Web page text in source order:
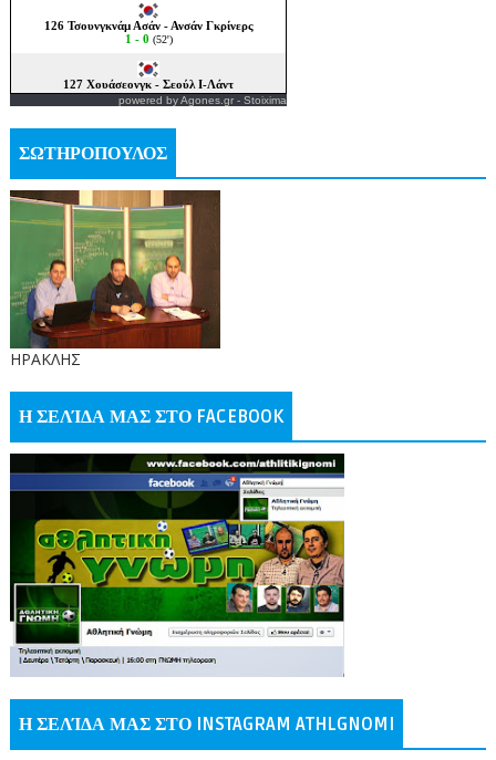
powered byAgones.gr- Stoixima
ΣΩΤΗΡΟΠΟΥΛΟΣ
ΗΡΑΚΛΗΣ
Η ΣΕΛΊΔΑ ΜΑΣ ΣΤΟ FACEBOOK
Η ΣΕΛΊΔΑ ΜΑΣ ΣΤΟ INSTAGRAM ATHLGNOMI